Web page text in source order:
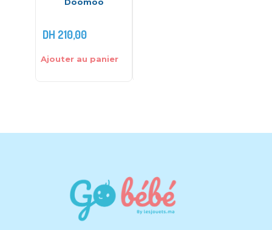
DH 210,00
Ajouter au panier